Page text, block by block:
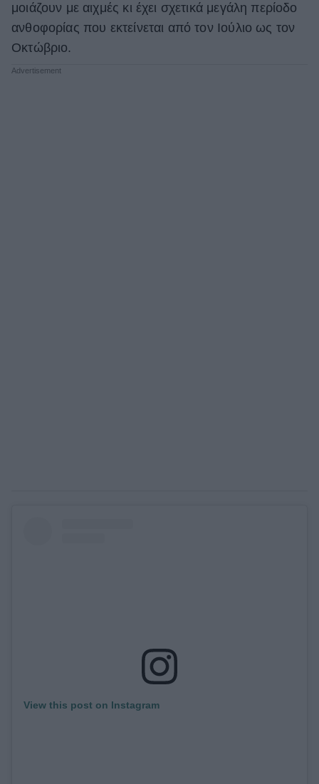
μοιάζουν με αιχμές κι έχει σχετικά μεγάλη περίοδο
ανθοφορίας που εκτείνεται από τον Ιούλιο ως τον
Οκτώβριο.
View this post on Instagram